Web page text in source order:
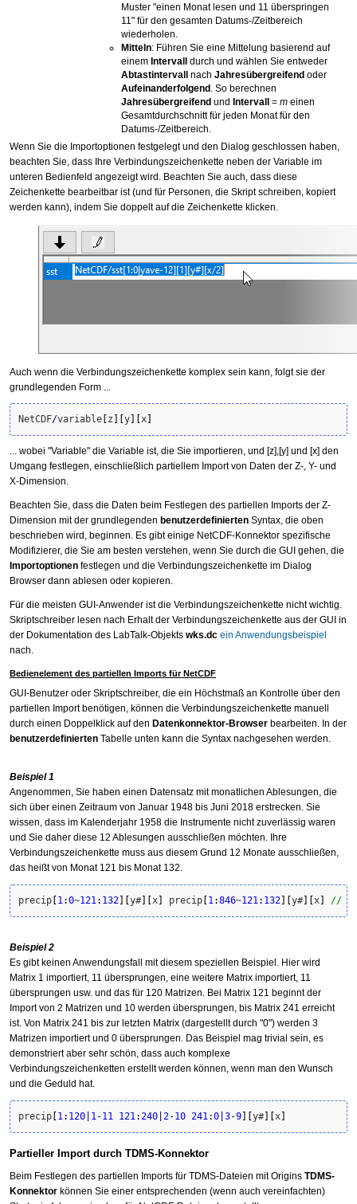
Muster "einen Monat lesen und 11 überspringen
11" für den gesamten Datums-/Zeitbereich
wiederholen.
Mitteln: Führen Sie eine Mittelung basierend auf
einem Intervall
durch und wählen Sie entweder
Abtastintervall
nach Jahresübergreifend oder
Aufeinanderfolgend . So berechnen
Jahresübergreifend und Intervall = m einen
Gesamtdurchschnitt für jeden Monat für den
Datums-/Zeitbereich.
Wenn Sie die Importoptionen festgelegt und den Dialog geschlossen haben,
beachten Sie, dass Ihre Verbindungszeichenkette neben der Variable im
unteren Bedienfeld angezeigt wird. Beachten Sie auch, dass diese
Zeichenkette bearbeitbar ist (und für Personen, die Skript schreiben, kopiert
werden kann), indem Sie doppelt auf die Zeichenkette klicken.
Auch wenn die Verbindungszeichenkette komplex sein kann, folgt sie der
grundlegenden Form ...
NetCDF/variable z y x
... wobei "Variable" die Variable ist, die Sie importieren, und [z],[y] und [x] den
Umgang festlegen, einschließlich partiellem Import von Daten der Z-, Y- und
X-Dimension.
Beachten Sie, dass die Daten beim Festlegen des partiellen Imports der Z-
Dimension mit der grundlegenden benutzerdefinierten Syntax, die oben
beschrieben wird, beginnen. Es gibt einige NetCDF-Konnektor spezifische
Modifizierer, die Sie am besten verstehen, wenn Sie durch die GUI gehen, die
Importoptionen festlegen und die Verbindungszeichenkette im Dialog
Browser dann ablesen oder kopieren.
Für die meisten GUI-Anwender ist die Verbindungszeichenkette nicht wichtig.
Skriptschreiber lesen nach Erhalt der Verbindungszeichenkette aus der GUI in
der Dokumentation des LabTalk-Objekts wks.dc ein Anwendungsbeispiel
nach.
Bedienelement des partiellen Imports für NetCDF
GUI-Benutzer oder Skriptschreiber, die ein Höchstmaß an Kontrolle über den
partiellen Import benötigen, können die Verbindungszeichenkette manuell
durch einen Doppelklick auf den Datenkonnektor-Browser bearbeiten. In der
benutzerdefinierten Tabelle unten kann die Syntax nachgesehen werden.
Beispiel 1
Angenommen, Sie haben einen Datensatz mit monatlichen Ablesungen, die
sich über einen Zeitraum von Januar 1948 bis Juni 2018 erstrecken. Sie
wissen, dass im Kalenderjahr 1958 die Instrumente nicht zuverlässig waren
und Sie daher diese 12 Ablesungen ausschließen möchten. Ihre
Verbindungszeichenkette muss aus diesem Grund 12 Monate ausschließen,
das heißt von Monat 121 bis Monat 132.
precip 1:0~121: 132 y#] x precip 1:846~121: 132 y#] x //
Beispiel 2
Es gibt keinen Anwendungsfall mit diesem speziellen Beispiel. Hier wird
Matrix 1 importiert, 11 übersprungen, eine weitere Matrix importiert, 11
übersprungen usw. und das für 120 Matrizen. Bei Matrix 121 beginnt der
Import von 2 Matrizen und 10 werden übersprungen, bis Matrix 241 erreicht
ist. Von Matrix 241 bis zur letzten Matrix (dargestellt durch "0") werden 3
Matrizen importiert und 0 übersprungen. Das Beispiel mag trivial sein, es
demonstriert aber sehr schön, dass auch komplexe
Verbindungszeichenketten erstellt werden können, wenn man den Wunsch
und die Geduld hat.
precip [1 : 120 1 -11 121 : 240 2-10 241 :0 3-9] [y#] [x]
Partieller Import durch TDMS-Konnektor
Beim Festlegen des partiellen Imports für TDMS-Dateien mit Origins TDMS-
Konnektor können Sie einer entsprechenden (wenn auch vereinfachten)